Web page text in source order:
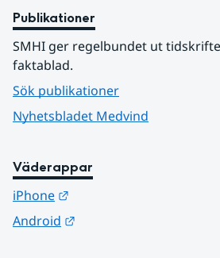
Publikationer
SMHI ger regelbundet ut
faktablad.
Sök publikationer
Nyhetsbladet Medvind
Väderappar
iPhone
Android